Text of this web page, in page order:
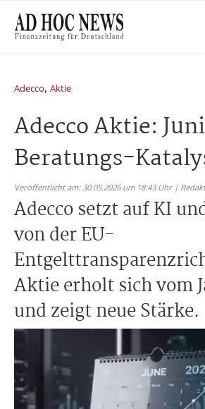
Adecco, Aktie
Adecco Aktie:
Beratungs-
Veröffentlicht am: 30.05.2026 um 18:43 Uhr |
Adecco setzt auf KI
von der EU-
Aktie erholt sich vom
und zeigt neue Stärke.